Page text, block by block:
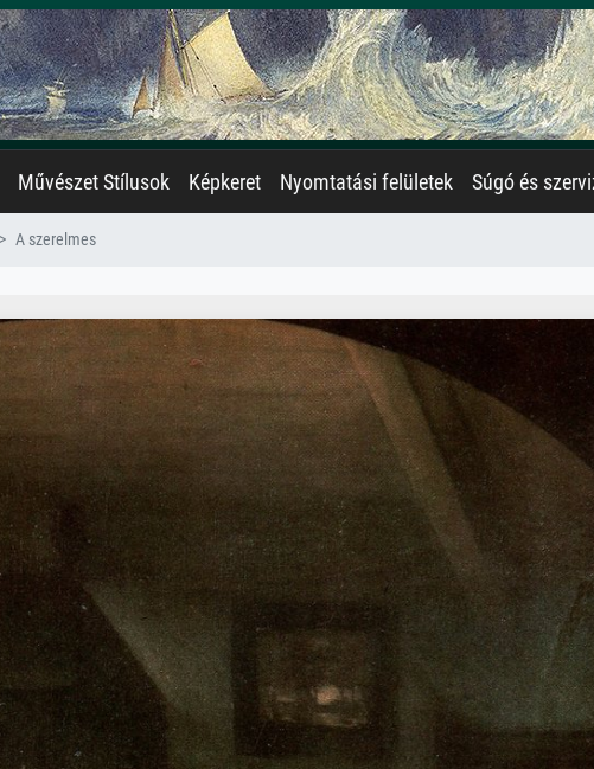
Művészet Stílusok Képkeret Nyomtatási felületek Súgó és
A szerelmes